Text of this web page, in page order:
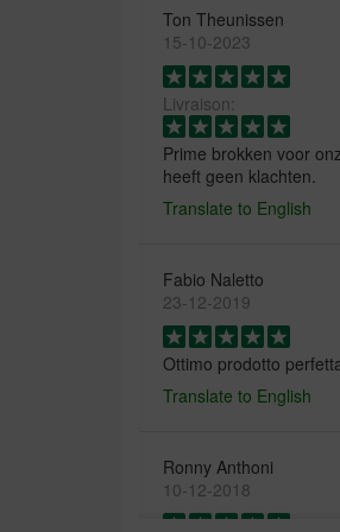
Ton Theunissen
15-10-2023
Livraison:
Prime brokken voor
heeft geen klachten.
Translate to English
Fabio Naletto
23-12-2019
Ottimo prodotto
Translate to English
Ronny Anthoni
10-12-2018